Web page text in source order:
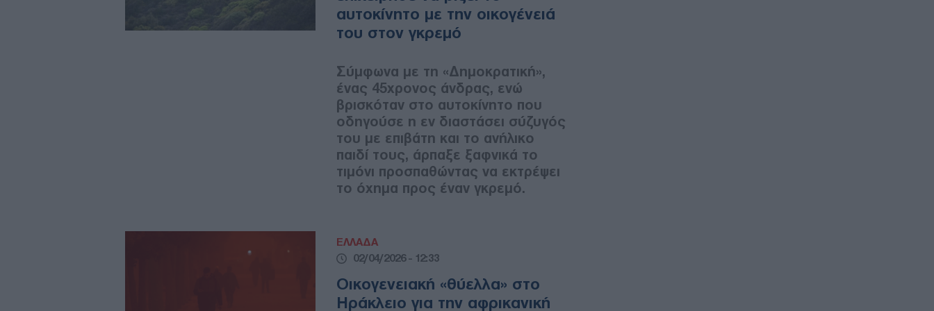
αυτοκίνητο με την οικογένειά
του στον γκρεμό
Σύμφωνα με τη «Δημοκρατική»,
ένας 45χρονος άνδρας, ενώ
βρισκόταν στο αυτοκίνητο που
οδηγούσε η εν διαστάσει σύζυγός
του με επιβάτη και το ανήλικο
παιδί τους, άρπαξε ξαφνικά το
τιμόνι προσπαθώντας να εκτρέψει
το όχημα προς έναν γκρεμό.
ΕΛΛΑΔΑ
02/04/2026 - 12:33
Οικογενειακή «θύελλα» στο
Ηράκλειο για την αφρικανική